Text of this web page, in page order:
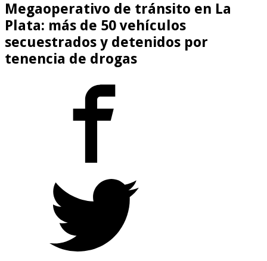
Megaoperativo de tránsito en La
Plata: más de 50 vehículos
secuestrados y detenidos por
tenencia de drogas